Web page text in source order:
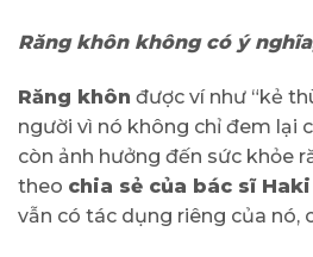
Răng khôn không có ý
Răng khôn được ví như “kẻ
người vì nó không chỉ đem lại
còn ảnh hưởng đến sức khỏe
theo chia sẻ của bác sĩ
vẫn có tác dụng riêng của nó,